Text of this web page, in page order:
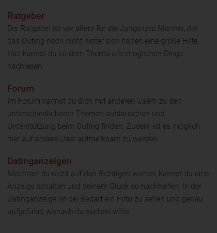
Ratgeber
Der Ratgeber ist vor allem für die Jungs und Männer, die
das Outing noch nicht hinter sich haben eine große Hilfe.
Hier kannst du zu dem Thema alle möglichen Dinge
nachlesen.
Forum
Im Forum kannst du dich mit anderen Usern zu den
unterschiedlichsten Themen austauschen und
Unterstützung beim Outing finden. Zudem ist es möglich
hier auf andere User aufmerksam zu werden.
Datinganzeigen
Möchtest du nicht auf den Richtigen warten, kannst du eine
Anzeige schalten und deinem Glück so nachhelfen. In der
Datinganzeige ist bei Bedarf ein Foto zu sehen und genau
aufgeführt, wonach du suchen willst.